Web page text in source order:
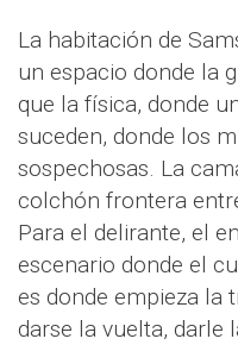
La habitación de
un espacio donde la
que la física, donde
suceden, donde los
sospechosas. La
colchón frontera
Para el delirante, el
escenario donde el
es donde empieza la
darse la vuelta, darle